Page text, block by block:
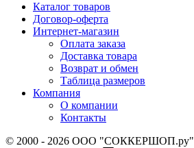
Каталог товаров
Договор-оферта
Интернет-магазин
Оплата заказа
Доставка товара
Возврат и обмен
Таблица размеров
Компания
О компании
Контакты
© 2000 - 2026 ООО "СОККЕРШОП.ру"